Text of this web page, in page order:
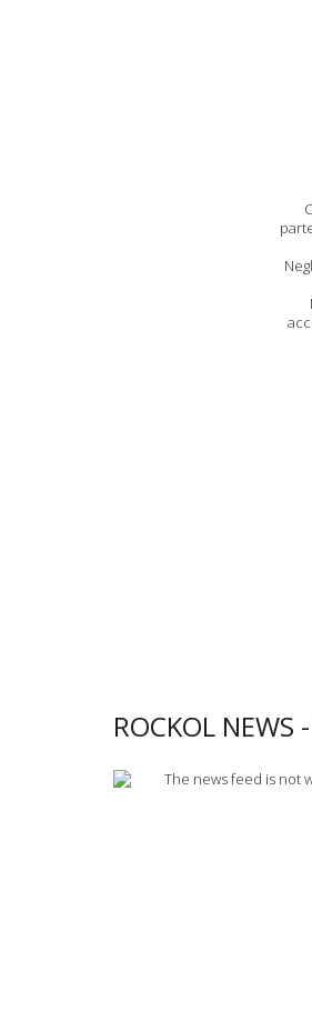
ROCKOL NEWS -